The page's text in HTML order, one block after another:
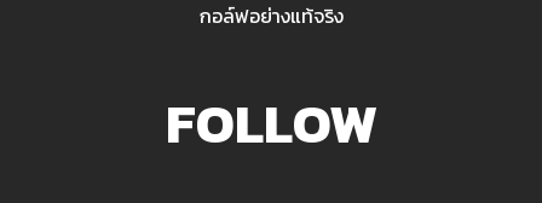
กอล์ฟอย่างแท้จริง
FOLLOW